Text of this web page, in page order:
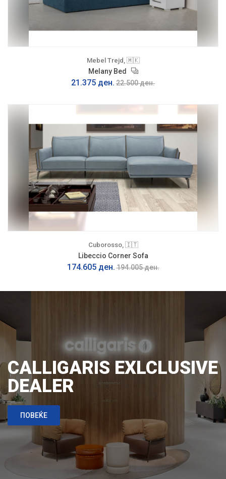
Mebel Trejd, 🇲🇰
Melany Bed
21.375 ден. 22.500 ден.
Cuborosso, 🇮🇹
Libeccio Corner Sofa
174.605 ден. 194.005 ден.
CALLIGARIS EXLCLUSIVE
DEALER
ПОВЕЌЕ